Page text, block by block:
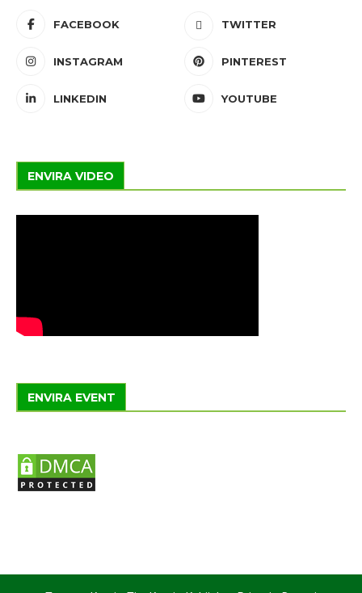
FACEBOOK TWITTER
INSTAGRAM PINTEREST
LINKEDIN YOUTUBE
ENVIRA VIDEO
ENVIRA EVENT